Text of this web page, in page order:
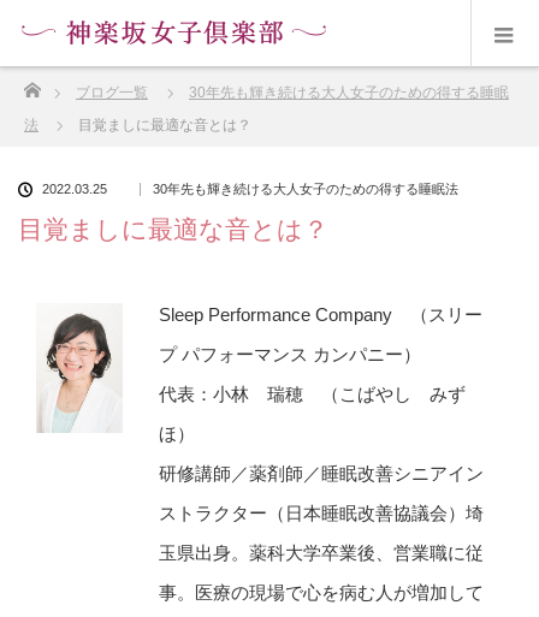
ブログ一覧
30年先も輝き続ける大人女子のための得する睡眠
法
目覚ましに最適な音とは？
2022.03.25 30年先も輝き続ける大人女子のための得する睡眠法
目覚ましに最適な音とは？
Sleep Performance Company （スリー
プ パフォーマンス カンパニー）
代表：小林 瑞穂 （こばやし みず
ほ）
研修講師／薬剤師／睡眠改善シニアイン
ストラクター（日本睡眠改善協議会）埼
玉県出身。薬科大学卒業後、営業職に従
事。医療の現場で心を病む人が増加して